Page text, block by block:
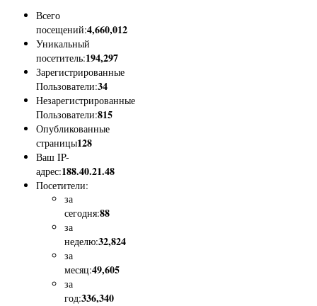
Всего
посещений:4,660,012
Уникальный
посетитель:194,297
Зарегистрированные
Пользователи:34
Незарегистрированные
Пользователи:815
Опубликованные
страницы128
Ваш IP-
адрес:188.40.21.48
Посетители:
за
сегодня:88
за
неделю:32,824
за
месяц:49,605
за
год:336,340